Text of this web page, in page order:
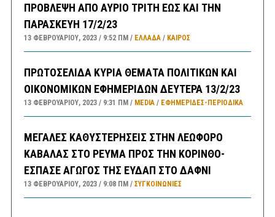
ΠΡΟΒΛΕΨΗ ΑΠΟ ΑΥΡΙΟ ΤΡΙΤΗ ΕΩΣ ΚΑΙ ΤΗΝ
ΠΑΡΑΣΚΕΥΗ 17/2/23
13 ΦΕΒΡΟΥΑΡΊΟΥ, 2023 9:52 ΠΜ ΕΛΛΑΔA/ ΚΑΙΡΌΣ
ΠΡΩΤΟΣΕΛΙΔΑ ΚΥΡΙΑ ΘΕΜΑΤΑ ΠΟΛΙΤΙΚΩΝ ΚΑΙ
ΟΙΚΟΝΟΜΙΚΩΝ ΕΦΗΜΕΡΙΔΩΝ ΔΕΥΤΕΡΑ 13/2/23
13 ΦΕΒΡΟΥΑΡΊΟΥ, 2023 9:31 ΠΜ MEDIA/ ΕΦΗΜΕΡΊΔΕΣ-ΠΕΡΙΟΔΙΚΆ
ΜΕΓΑΛΕΣ ΚΑΘΥΣΤΕΡΗΣΕΙΣ ΣΤΗΝ ΛΕΩΦΟΡΟ
ΚΑΒΑΛΑΣ ΣΤΟ ΡΕΥΜΑ ΠΡΟΣ ΤΗΝ ΚΟΡΙΝΘΟ-
ΕΣΠΑΣΕ ΑΓΩΓΟΣ ΤΗΣ ΕΥΔΑΠ ΣΤΟ ΔΑΦΝΙ
13 ΦΕΒΡΟΥΑΡΊΟΥ, 2023 9:08 ΠΜ ΣΥΓΚΟΙΝΩΝΊΕΣ